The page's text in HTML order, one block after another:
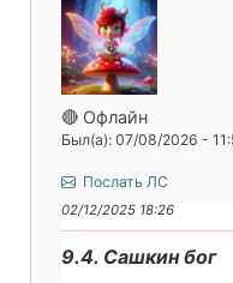
🔴 Офлайн
Был(а): 07/08/2026 -
Послать ЛС
02/12/2025 18:26
9.4. Сашкин бог